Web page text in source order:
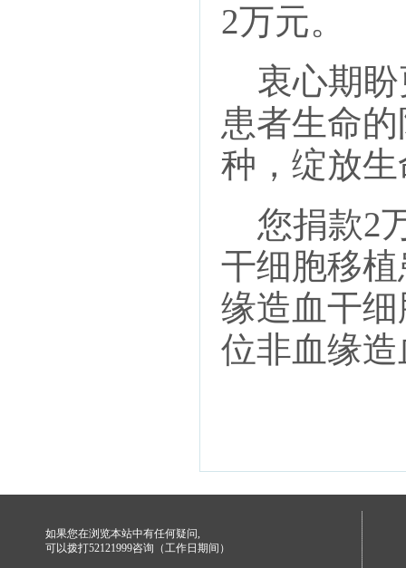
2万元。
衷心期盼
患者生命
种，绽放
您捐款2
干细胞移
缘造血干
位非血缘
如果您在浏览本站中有任何疑问,
可以拨打52121999咨询（工作日期间）